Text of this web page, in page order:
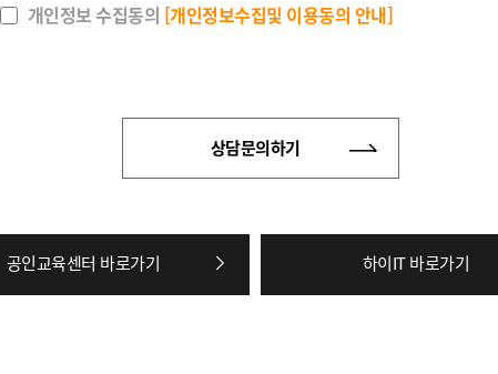
개인정보 수집동의 [개인정보수집및 이용동의 안내]
상담문의하기
공인교육센터 바로가기 하이IT 바로가기